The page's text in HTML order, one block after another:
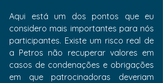
Aqui está um dos pontos que eu
considero mais importantes para nós
participantes. Existe um risco real de
a Petros não recuperar valores em
casos de condenações e obrigações
em que patrocinadoras deveriam